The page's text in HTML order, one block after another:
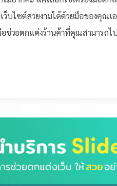
บไซต์สวยงามได้ด้วยมือของคุณเอ
ช่วยตกแต่งร้านค้าที่คุณสามารถไ